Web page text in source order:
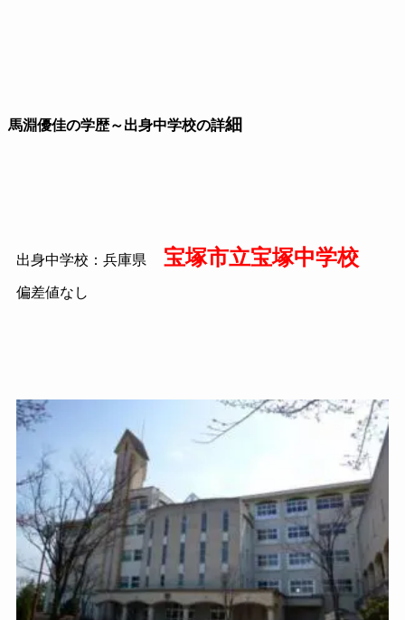
馬淵優佳の学歴～出身中学校の詳細
出身中学校：兵庫県 宝塚市立宝塚中学校
偏差値なし